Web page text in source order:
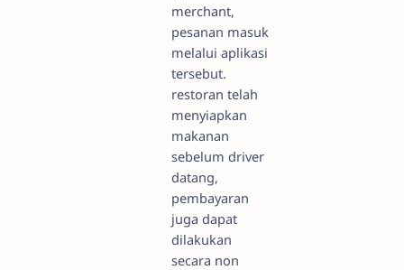
merchant,
pesanan masuk
melalui aplikasi
tersebut.
restoran telah
menyiapkan
makanan
sebelum driver
datang,
pembayaran
juga dapat
dilakukan
secara non